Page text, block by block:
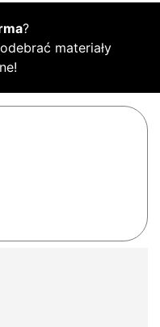
?
materiały